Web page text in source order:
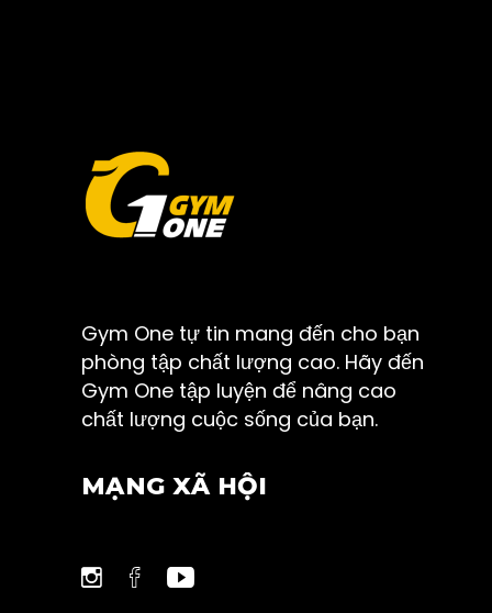
Gym One tự tin mang đến cho bạn
phòng tập chất lượng cao. Hãy đến
Gym One tập luyện để nâng cao
chất lượng cuộc sống của bạn.
MẠNG XÃ HỘI